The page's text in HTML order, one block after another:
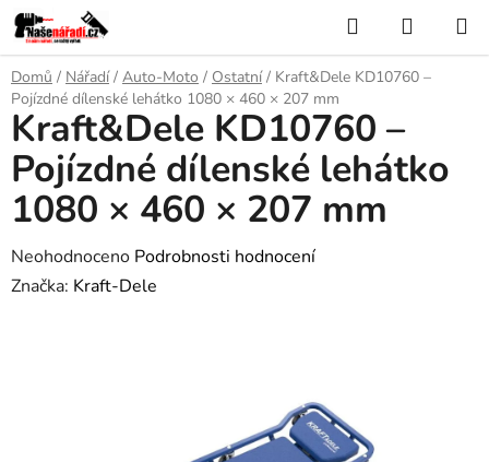
Přejít
na
obsah
Hledat
KOŠÍK
Domů / Nářadí / Auto-Moto / Ostatní / Kraft&Dele KD10760 –
Pojízdné dílenské lehátko 1080 × 460 × 207 mm
Kraft&Dele KD10760 –
Pojízdné dílenské lehátko
1080 × 460 × 207 mm
Průměrné
hodnocení
Neohodnoceno Podrobnosti hodnocení
Značka: Kraft-Dele